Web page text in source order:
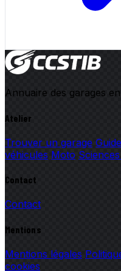
Annuaire des garages
Atelier
Trouver un garage
véhicules Moto
Contact
Contact
Mentions
Mentions légales
cookies